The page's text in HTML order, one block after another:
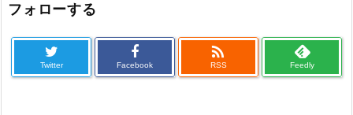
フォローする
Twitter Facebook

RSS Feedly